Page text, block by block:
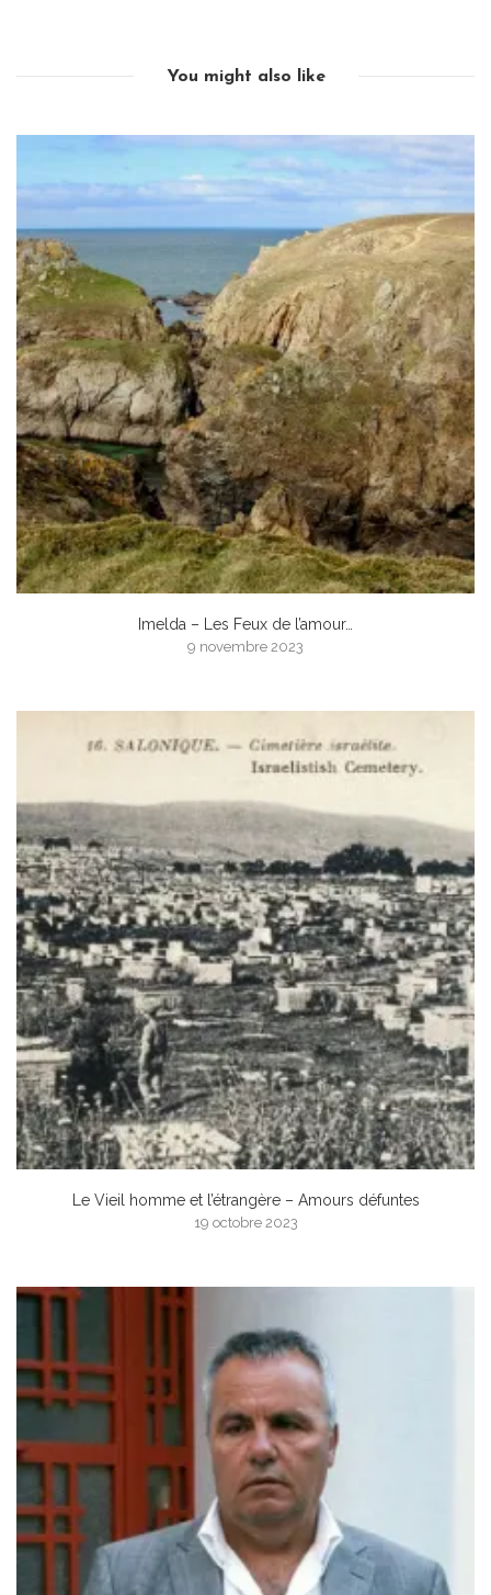
You might also like
Imelda – Les Feux de l’amour…
9 novembre 2023
Le Vieil homme et l’étrangère – Amours défuntes
19 octobre 2023